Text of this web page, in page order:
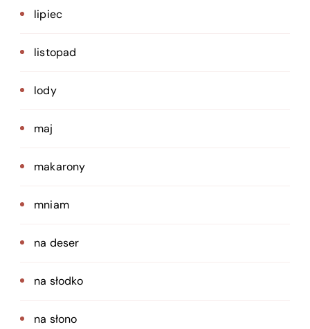
lipiec
listopad
lody
maj
makarony
mniam
na deser
na słodko
na słono